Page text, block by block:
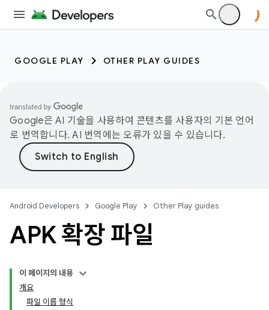
GOOGLE PLAY OTHER PLAY GUIDES
Google은 AI 기술을 사용하여 콘텐츠를 사용자의 기본 언어
로 번역합니다. AI 번역에는 오류가 있을 수 있습니다.
Android Developers Google Play Other Play guides
APK 확장 파일
이 페이지의 내용
개요
파일 이름 형식